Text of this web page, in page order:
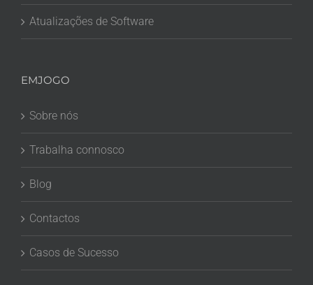
Atualizações de Software
EMJOGO
Sobre nós
Trabalha connosco
Blog
Contactos
Casos de Sucesso